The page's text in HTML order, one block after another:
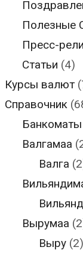
Полезные
Пресс-
Статьи (4)
Курсы валют
Справочник
Банкоматы
Валгамаа
Валга
Вырумаа
Выру (2)